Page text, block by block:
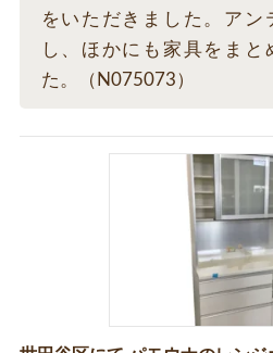
をいただきました。アン
し、ほかにも家具をまと
た。（N075073）